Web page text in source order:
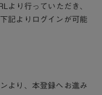
より行っていただき、
記よりログインが可能
より、本登録へお進み